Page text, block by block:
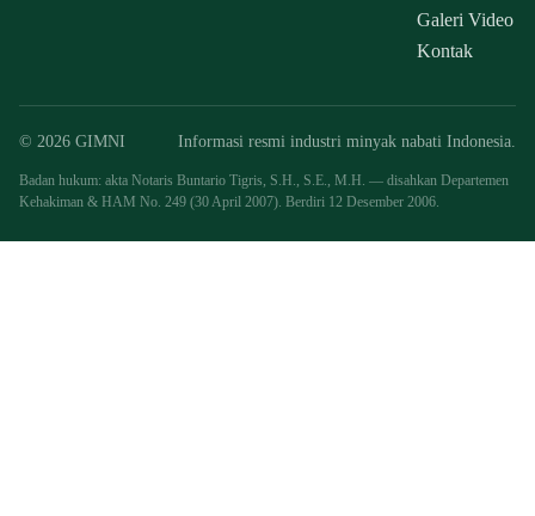
Galeri Video
Kontak
© 2026 GIMNI Informasi resmi industri minyak nabati Indonesia.
Badan hukum: akta Notaris Buntario Tigris, S.H., S.E., M.H. — disahkan Departemen
Kehakiman & HAM No. 249 (30 April 2007). Berdiri 12 Desember 2006.